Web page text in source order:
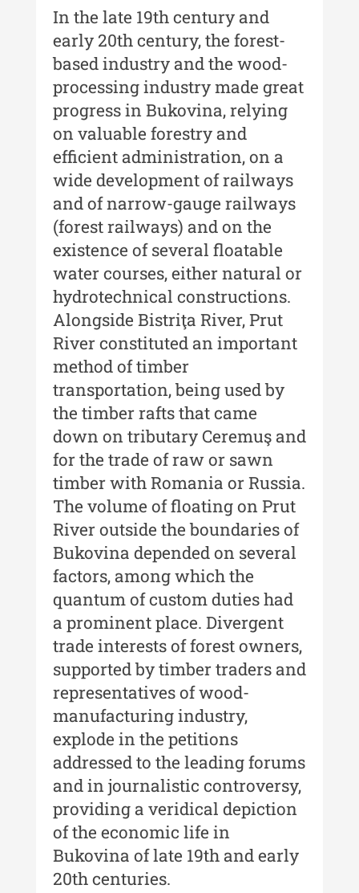
Buletinul ”Ioan Neculce” al
Muzeului de Istorie a Moldovei -
XXIII / 2017
Buletinul ”Ioan Neculce” al
Muzeului de Istorie a Moldovei -
XXII / 2016
Indexul Complet
Anuarul Muzeului Etnografic al
Moldovei
Anuarul Muzeului Etnografic al
Moldovei - XXII / 2022
Anuarul Muzeului Etnografic al
Moldovei - XXI / 2021
Anuarul Muzeului Etnografic al
Moldovei - XX / 2020
Indexul Complet
Buletinul Muzeului Științei și
Tehnicii ”Ștefan Procopiu”
Buletinul Muzeului Științei și
Tehnicii ”Ștefan Procopiu” - An
XV / Nr. 15 / 2021
Buletinul Muzeului Științei și
Tehnicii ”Ștefan Procopiu” - An
XIV / Nr. 14 / 2020
Buletinul Muzeului Științei și
Tehnicii ”Ștefan Procopiu” - An
XII / Nr. 13 / 2019
Indexul Complet
Buletinul Centrului de Cercetare și
Conservare-Restaurare a
Patrimoniului
Buletinul Centrului de Cercetare
și Conservare-Restaurare a
Patrimoniului - 2021
Buletinul Centrului de Cercetare
In the late 19th century and
early 20th century, the forest-
based industry and the wood-
processing industry made great
progress in Bukovina, relying
on valuable forestry and
efficient administration, on a
wide development of railways
and of narrow-gauge railways
(forest railways) and on the
existence of several floatable
water courses, either natural or
hydrotechnical constructions.
Alongside Bistriţa River, Prut
River constituted an important
method of timber
transportation, being used by
the timber rafts that came
down on tributary Ceremuş and
for the trade of raw or sawn
timber with Romania or Russia.
The volume of floating on Prut
River outside the boundaries of
Bukovina depended on several
factors, among which the
quantum of custom duties had
a prominent place. Divergent
trade interests of forest owners,
supported by timber traders and
representatives of wood-
manufacturing industry,
explode in the petitions
addressed to the leading forums
and in journalistic controversy,
providing a veridical depiction
of the economic life in
Bukovina of late 19th and early
20th centuries.